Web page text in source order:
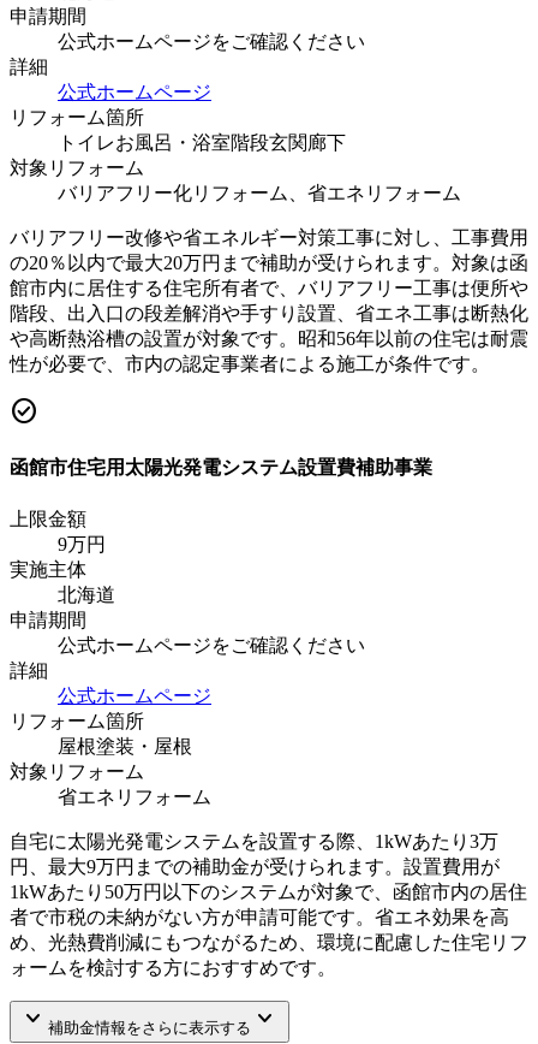
申請期間
公式ホームページをご確認ください
詳細
公式ホームページ
リフォーム箇所
トイレお風呂・浴室階段玄関廊下
対象リフォーム
バリアフリー化リフォーム、省エネリフォーム
バリアフリー改修や省エネルギー対策工事に対し、工事費用
の20％以内で最大20万円まで補助が受けられます。対象は函
館市内に居住する住宅所有者で、バリアフリー工事は便所や
階段、出入口の段差解消や手すり設置、省エネ工事は断熱化
や高断熱浴槽の設置が対象です。昭和56年以前の住宅は耐震
性が必要で、市内の認定事業者による施工が条件です。
check_circle
函館市住宅用太陽光発電システム設置費補助事業
上限金額
9万円
実施主体
北海道
申請期間
公式ホームページをご確認ください
詳細
公式ホームページ
リフォーム箇所
屋根塗装・屋根
対象リフォーム
省エネリフォーム
自宅に太陽光発電システムを設置する際、1kWあたり3万
円、最大9万円までの補助金が受けられます。設置費用が
1kWあたり50万円以下のシステムが対象で、函館市内の居住
者で市税の未納がない方が申請可能です。省エネ効果を高
め、光熱費削減にもつながるため、環境に配慮した住宅リフ
ォームを検討する方におすすめです。
keyboard_arrow_down 補助金情報をさらに表示する keyboard_arrow_down